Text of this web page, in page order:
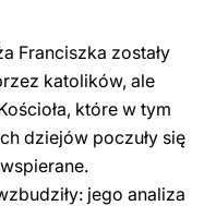
Franciszka zostały
katolików, ale
które w tym
dziejów poczuły się
jego analiza